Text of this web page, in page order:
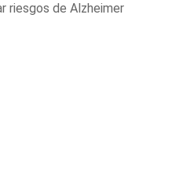
riesgos de Alzheimer